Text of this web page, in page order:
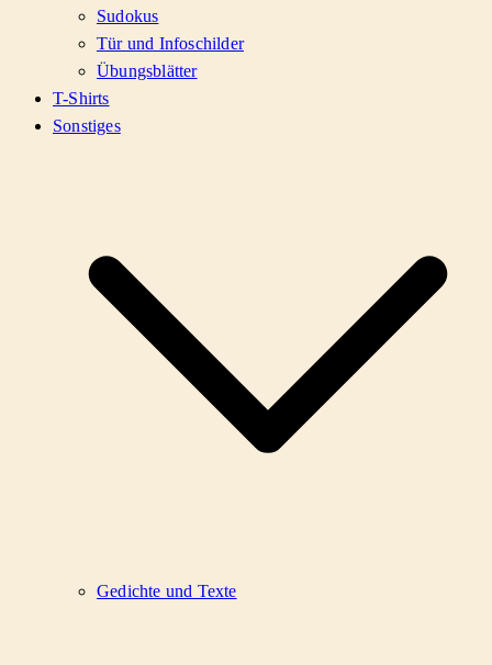
Sudokus
Tür und Infoschilder
Übungsblätter
T-Shirts
Sonstiges
Gedichte und Texte